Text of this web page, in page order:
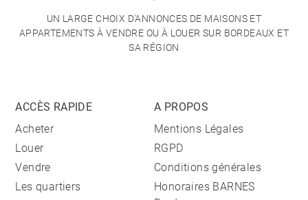
UN LARGE CHOIX D'ANNONCES DE MAISONS ET
APPARTEMENTS À VENDRE OU À LOUER SUR BORDEAUX ET
SA RÉGION
ACCÈS RAPIDE
Acheter
Louer
Vendre
Les quartiers
A PROPOS
Mentions Légales
RGPD
Conditions générales
Honoraires BARNES